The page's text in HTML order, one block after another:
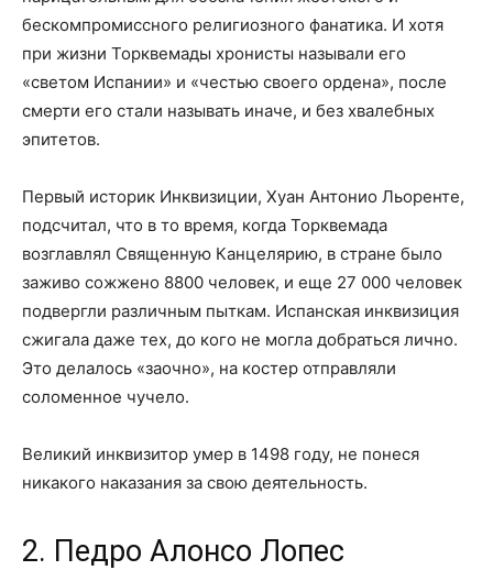
бескомпромиссного религиозного фанатика. И хотя
при жизни Торквемады хронисты называли его
«светом Испании» и «честью своего ордена», после
смерти его стали называть иначе, и без хвалебных
эпитетов.
Первый историк Инквизиции, Хуан Антонио Льоренте,
подсчитал, что в то время, когда Торквемада
возглавлял Священную Канцелярию, в стране было
заживо сожжено 8800 человек, и еще 27 000 человек
подвергли различным пыткам. Испанская инквизиция
сжигала даже тех, до кого не могла добраться лично.
Это делалось «заочно», на костер отправляли
соломенное чучело.
Великий инквизитор умер в 1498 году, не понеся
никакого наказания за свою деятельность.
2. Педро Алонсо Лопес